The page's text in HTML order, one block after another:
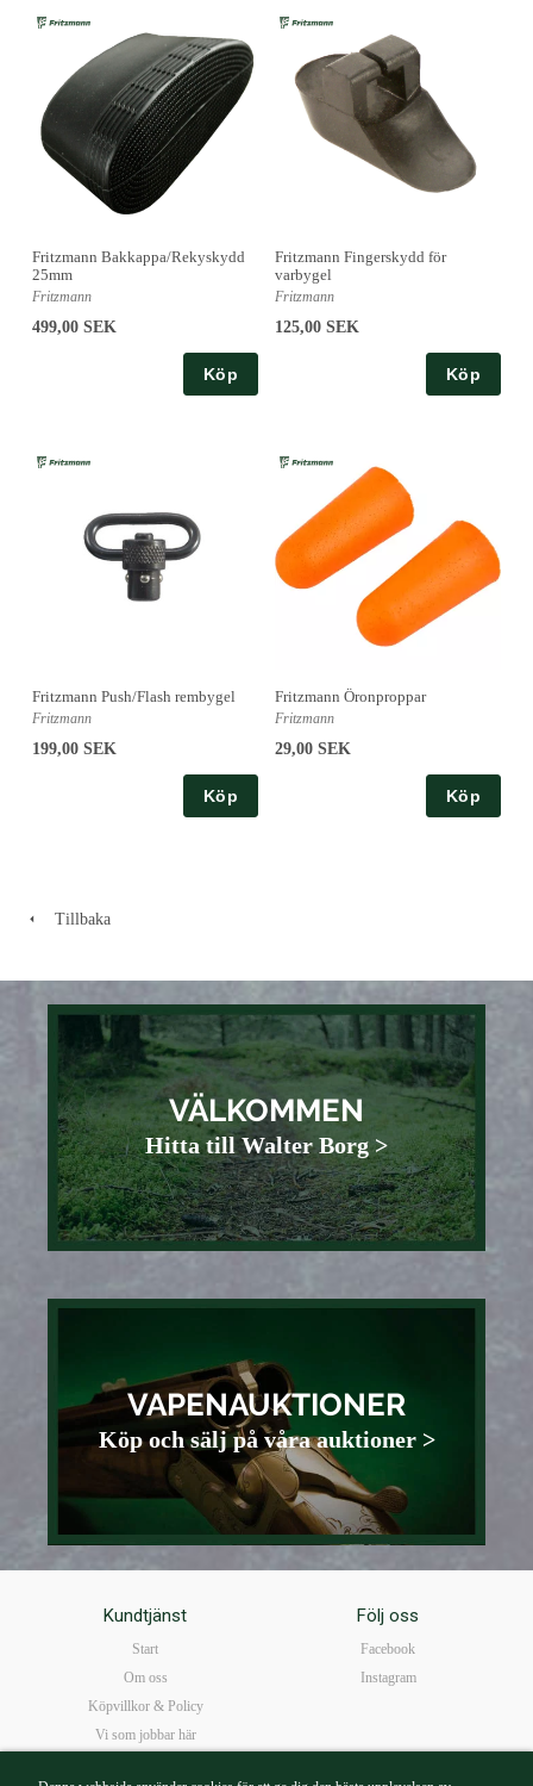
Fritzmann Bakkappa/Rekyskydd
25mm
Fritzmann
499,00 SEK
Köp
Fritzmann Fingerskydd för
varbygel
Fritzmann
125,00 SEK
Köp
Fritzmann Push/Flash rembygel
Fritzmann
199,00 SEK
Köp
Fritzmann Öronproppar
Fritzmann
29,00 SEK
Köp
Tillbaka
VÄLKOMMEN
Hitta till Walter Borg >
VAPENAUKTIONER
Köp och sälj på våra auktioner >
Kundtjänst
Start
Om oss
Köpvillkor & Policy
Vi som jobbar här
Följ oss
Facebook
Instagram